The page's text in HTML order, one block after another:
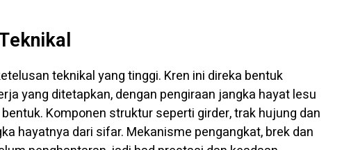
teknikal yang tinggi. Kren ini direka bentuk
yang ditetapkan, dengan pengiraan jangka hayat lesu
Komponen struktur seperti girder, trak hujung dan
hayatnya dari sifar. Mekanisme pengangkat, brek dan